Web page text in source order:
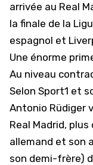
arrivée au Real
la finale de la
espagnol et
Une énorme
Au niveau
Selon Sport1 et
Antonio Rüdiger
Real Madrid,
allemand et son
son demi-frère)